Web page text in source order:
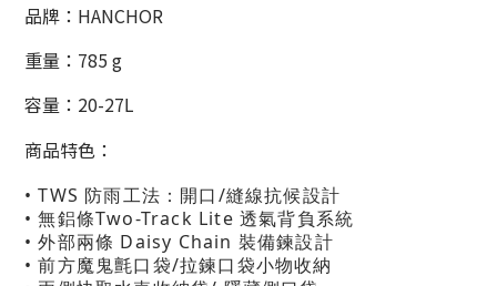
品牌：HANCHOR
重量：785 g
容量：20-27L
商品特色：
• TWS 防雨工法：開口/縫線抗候設計
• 無鋁條Two-Track Lite 透氣背負系統
• 外部兩條 Daisy Chain 裝備鍊設計
• 前方魔鬼氈口袋/拉鍊口袋小物收納